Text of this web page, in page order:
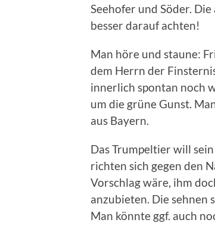
Seehofer und Söder.
besser darauf achten!
Man höre und staune:
dem Herrn der
innerlich spontan noch
um die grüne Gunst.
aus Bayern.
Das Trumpeltier will
richten sich gegen den
Vorschlag wäre, ihm
anzubieten. Die sehnen
Man könnte ggf. auch